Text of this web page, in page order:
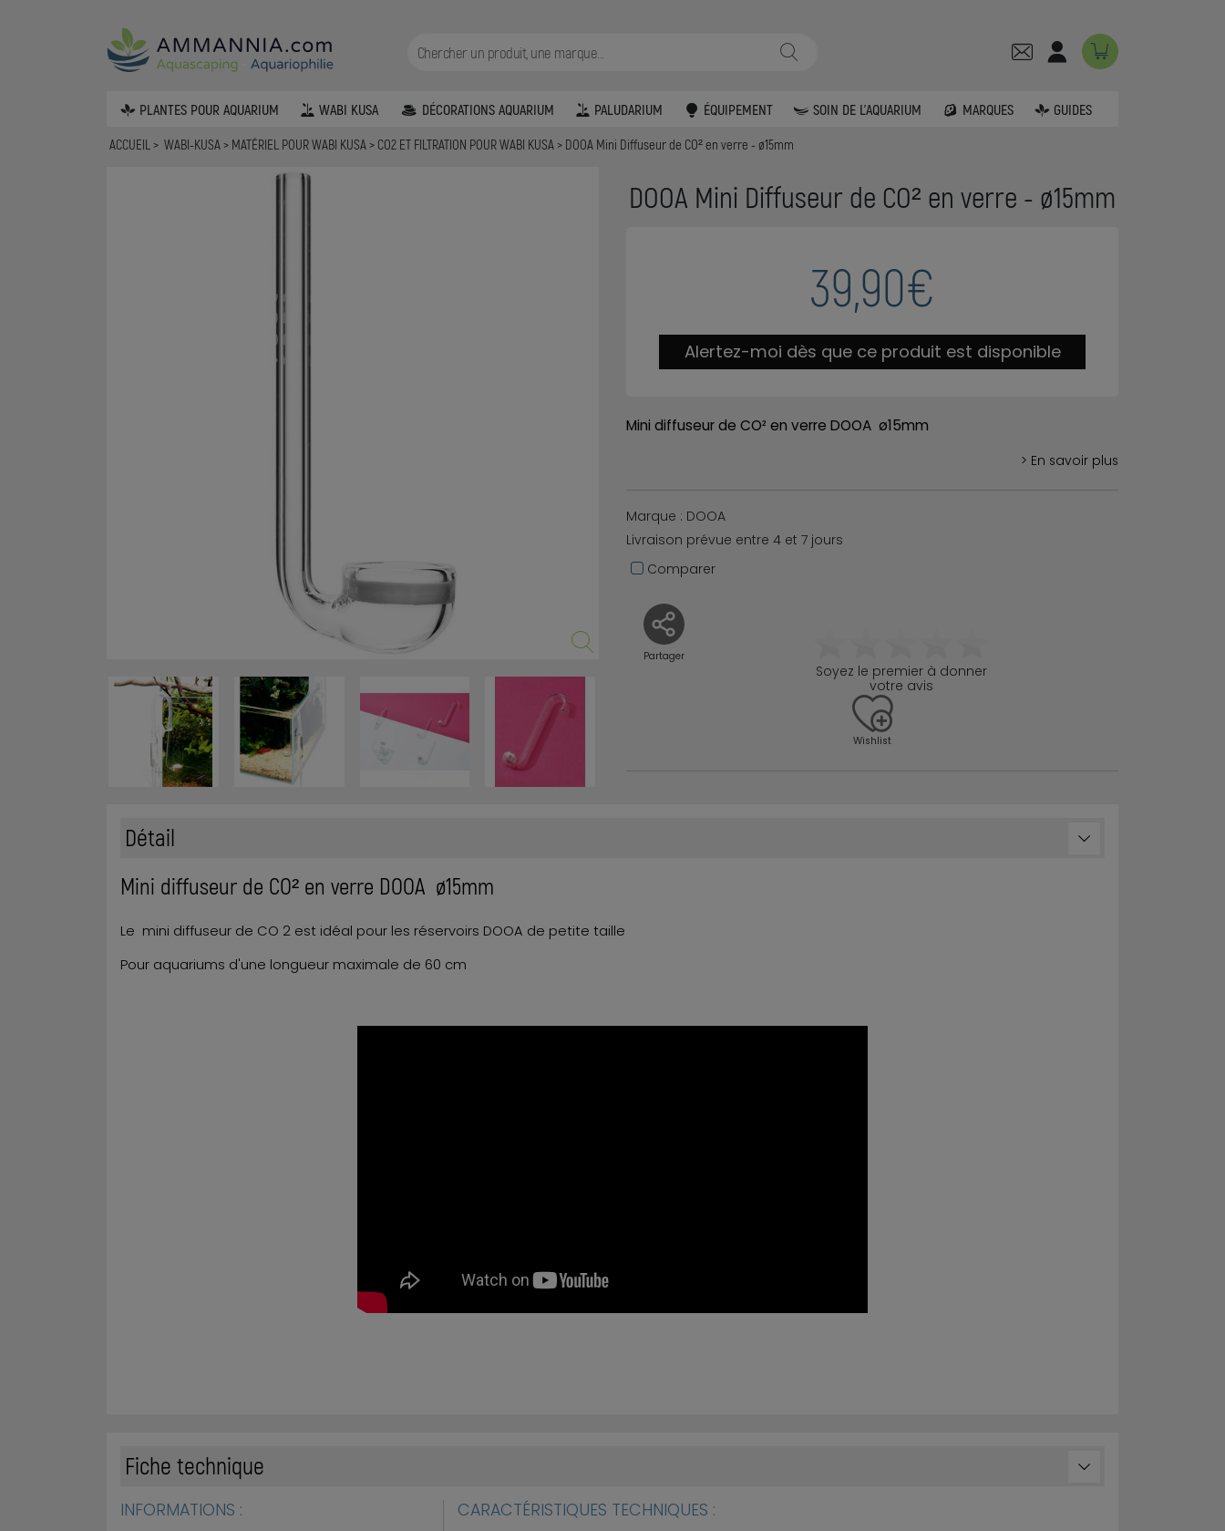
PLANTES POUR AQUARIUM WABI KUSA DÉCORATIONS AQUARIUM PALUDARIUM ÉQUIPEMENT SOIN DE L'AQUARIUM MARQUES GUIDES
ACCUEIL WABI-KUSA MATÉRIEL POUR WABI KUSA CO2 ET FILTRATION POUR WABI KUSA DOOA Mini Diffuseur de CO² en verre - ø15mm
DOOA Mini Diffuseur de CO² en verre - ø15mm
39,90€
Alertez-moi dès que ce produit est disponible
Mini diffuseur de CO² en verre DOOA ø15mm
> En savoir plus
Marque : DOOA
Livraison prévue entre 4 et 7 jours
Comparer
Partager
Soyez le premier à donner
votre avis
Wishlist
Détail
Mini diffuseur de CO² en verre DOOA ø15mm
Le mini diffuseur de CO 2 est idéal pour les réservoirs DOOA de petite taille
Pour aquariums d'une longueur maximale de 60 cm
Fiche technique
INFORMATIONS : CARACTÉRISTIQUES TECHNIQUES :